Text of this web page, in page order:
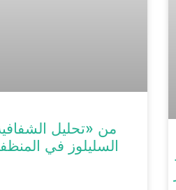
من «تحليل
السليلوز في